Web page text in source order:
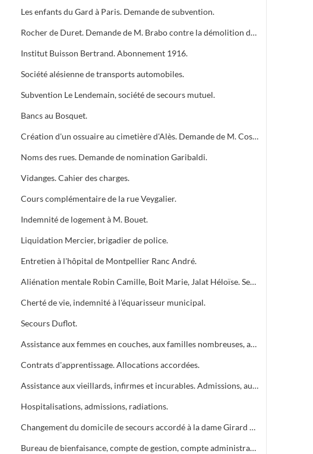
Les enfants du Gard à Paris. Demande de subvention.
Rocher de Duret. Demande de M. Brabo contre la démolition du rocher.
Institut Buisson Bertrand. Abonnement 1916.
Société alésienne de transports automobiles.
Subvention Le Lendemain, société de secours mutuel.
Bancs au Bosquet.
Création d'un ossuaire au cimetière d'Alès. Demande de M. Cosimi.
Noms des rues. Demande de nomination Garibaldi.
Vidanges. Cahier des charges.
Cours complémentaire de la rue Veygalier.
Indemnité de logement à M. Bouet.
Liquidation Mercier, brigadier de police.
Entretien à l'hôpital de Montpellier Ranc André.
Aliénation mentale Robin Camille, Boit Marie, Jalat Héloïse. Secours accordés.
Cherté de vie, indemnité à l'équarisseur municipal.
Secours Duflot.
Assistance aux femmes en couches, aux familles nombreuses, admissions, augmentations.
Contrats d'apprentissage. Allocations accordées.
Assistance aux vieillards, infirmes et incurables. Admissions, augmentations, rejets.
Hospitalisations, admissions, radiations.
Changement du domicile de secours accordé à la dame Girard Marie.
Bureau de bienfaisance, compte de gestion, compte administratif. Budget supplémentaire de 1916. Budget primitif de 1917.